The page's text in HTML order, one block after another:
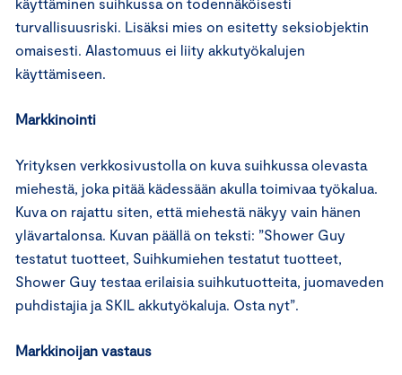
turvallisuusriski. Lisäksi mies on esitetty seksiobjektin
omaisesti. Alastomuus ei liity akkutyökalujen
käyttämiseen.
Markkinointi
Yrityksen verkkosivustolla on kuva suihkussa olevasta
miehestä, joka pitää kädessään akulla toimivaa työkalua.
Kuva on rajattu siten, että miehestä näkyy vain hänen
ylävartalonsa. Kuvan päällä on teksti: ”Shower Guy
testatut tuotteet, Suihkumiehen testatut tuotteet,
Shower Guy testaa erilaisia suihkutuotteita, juomaveden
puhdistajia ja SKIL akkutyökaluja. Osta nyt”.
Markkinoijan vastaus